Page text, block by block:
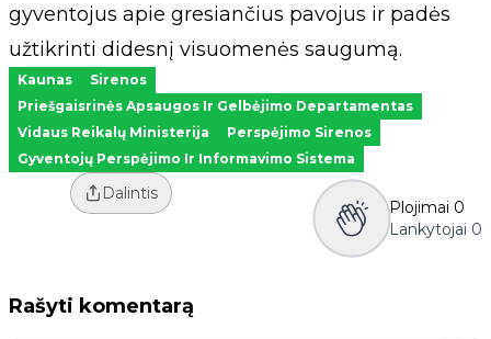
gyventojus apie gresiančius pavojus ir padės
užtikrinti didesnį visuomenės saugumą.
Kaunas
Sirenos
Priešgaisrinės Apsaugos Ir Gelbėjimo Departamentas
Vidaus Reikalų Ministerija
Perspėjimo Sirenos
Gyventojų Perspėjimo Ir Informavimo Sistema
Dalintis
Plojimai 0
Lankytojai 0
Rašyti komentarą